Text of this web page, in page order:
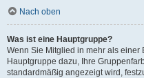
Nach oben
Was ist eine Hauptgruppe?
Wenn Sie Mitglied in mehr als einer
Hauptgruppe dazu, Ihre
standardmäßig angezeigt wird,